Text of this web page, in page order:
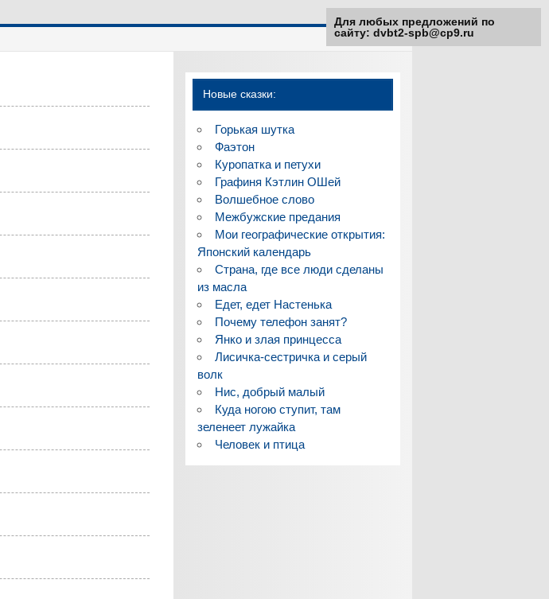
Новые сказки:
Горькая шутка
Фаэтон
Куропатка и петухи
Графиня Кэтлин ОШей
Волшебное слово
Межбужские предания
Мои географические открытия:
Японский календарь
Страна, где все люди сделаны
из масла
Едет, едет Настенька
Почему телефон занят?
Янко и злая принцесса
Лисичка-сестричка и серый
волк
Нис, добрый малый
Куда ногою ступит, там
зеленеет лужайка
Человек и птица
Для любых предложений по
сайту: dvbt2-spb@cp9.ru